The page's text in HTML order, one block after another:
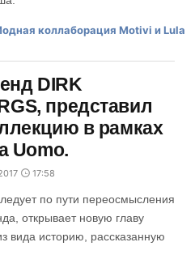
DIRK
представил
в рамках
Uomo.
17:58
по пути переосмысления
открывает новую главу
вида историю, рассказанную